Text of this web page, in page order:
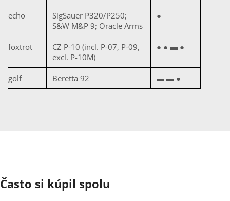
echo
SigSauer P320/P250;
S&W M&P 9; Oracle Arms
●
foxtrot
CZ P-10 (incl. P-07, P-09,
excl. P-10M)
● ● ▬ ●
golf Beretta 92 ▬ ▬ ●
Často si kúpil spolu